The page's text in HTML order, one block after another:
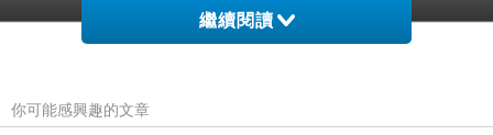
繼續閱讀
你可能感興趣的文章